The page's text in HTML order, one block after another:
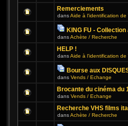
Remerciements
dansAide à l'identification de
KING FU -
dansAchète / Recherche
HELP !
dansAide à l'identification de
Bourse aux
dans Vends / Echange
Brocante du cinéma du
dans Vends / Echange
Recherche VHS films
dansAchète / Recherche